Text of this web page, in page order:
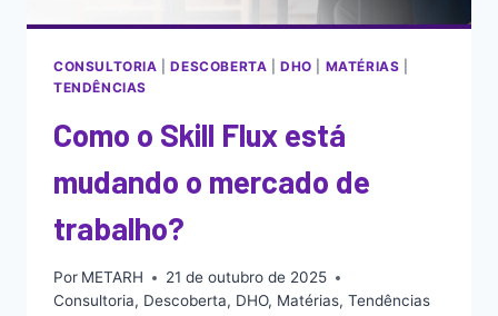
CONSULTORIA |DESCOBERTA |DHO MATÉRIAS
TENDÊNCIAS
Como o Skill Flux está
mudando o mercado de
trabalho?
Por METARH
21 de outubro de 2025
Consultoria, Descoberta, DHO, Matérias, Tendências